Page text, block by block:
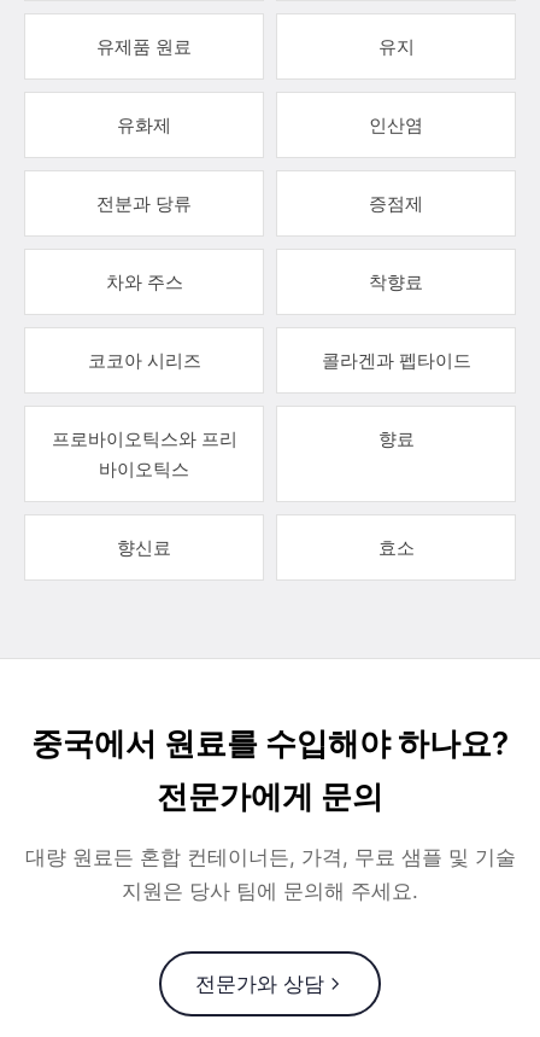
유제품 원료 유지
유화제 인산염
전분과 당류 증점제
차와 주스 착향료
코코아 시리즈 콜라겐과 펩타이드
프로바이오틱스와 프리
바이오틱스
향료
향신료 효소
중국에서 원료를 수입해야 하나요?
전문가에게 문의
대량 원료든 혼합 컨테이너든, 가격, 무료 샘플 및 기술
지원은 당사 팀에 문의해 주세요.
전문가와 상담